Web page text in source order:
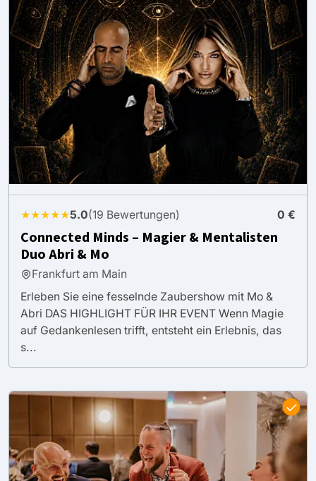
★★★★★5.0(19 Bewertungen) 0 €
Connected Minds – Magier & Mentalisten
Duo Abri & Mo
Frankfurt am Main
Erleben Sie eine fesselnde Zaubershow mit Mo &
Abri DAS HIGHLIGHT FÜR IHR EVENT Wenn Magie
auf Gedankenlesen trifft, entsteht ein Erlebnis, das
s...